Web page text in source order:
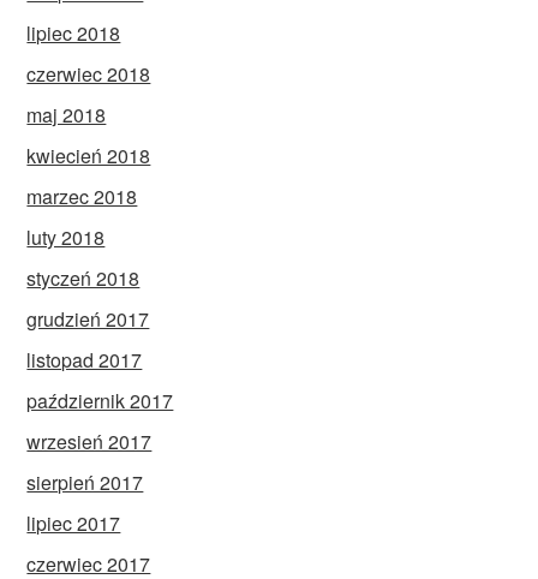
lipiec 2018
czerwiec 2018
maj 2018
kwiecień 2018
marzec 2018
luty 2018
styczeń 2018
grudzień 2017
listopad 2017
październik 2017
wrzesień 2017
sierpień 2017
lipiec 2017
czerwiec 2017